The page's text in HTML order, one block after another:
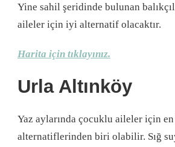
Yine sahil şeridinde bulunan
aileler için iyi alternatif olacaktır.
Harita için tıklayınız.
Urla Altınköy
Yaz aylarında çocuklu aileler için
alternatiflerinden biri olabilir. Sığ